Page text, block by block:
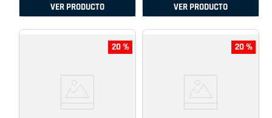
VER PRODUCTO VER PRODUCTO
20 % 20 %